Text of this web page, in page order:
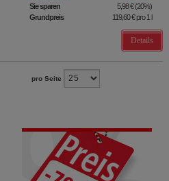
Sie sparen 5,98 €(20%)
Grundpreis
119,60 €pro 1 l
Details
pro Seite